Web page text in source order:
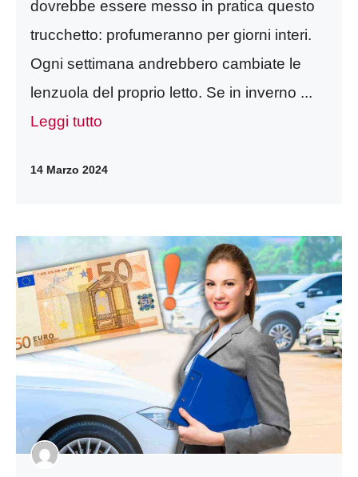
dovrebbe essere messo in pratica questo
trucchetto: profumeranno per giorni interi.
Ogni settimana andrebbero cambiate le
lenzuola del proprio letto. Se in inverno ...
Leggi tutto
14 Marzo 2024